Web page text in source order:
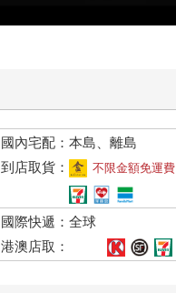
國內宅配：本島、離島
到店取貨：
不限金額免運費
國際快遞：全球
港澳店取：